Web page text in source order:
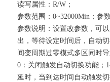
读写属性：R/W；
参数范围：0~32000Min；参
参数说明：设置改参数，可
出，等待设定时间后，自动
间变周期过零模式多区同时导
0：关闭触发自动切换功能；
延时，当到达时间自动触发切